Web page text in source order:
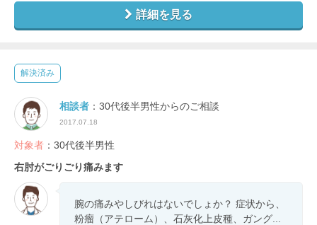
詳細を見る
解決済み
相談者 ：30代後半男性からのご相談
2017.07.18
対象者 ：30代後半男性
右肘がごりごり痛みます
腕の痛みやしびれはないでしょか？ 症状から、
粉瘤（アテローム）、石灰化上皮種、ガング...